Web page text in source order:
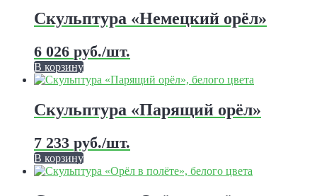
имеет
несколько
Опции
можно
выбрать
странице
товара.
Скульптура «Немецкий орёл»
6 026 руб./шт.
В корзину
Этот
имеет
несколько
Опции
можно
выбрать
Скульптура «Парящий орёл»
7 233 руб./шт.
В корзину
Этот